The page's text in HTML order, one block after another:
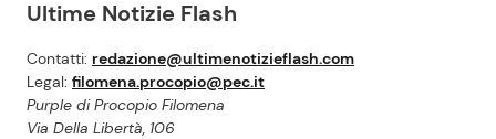
Ultime Notizie Flash
Contatti: redazione@ultimenotizieflash.com
Legal: filomena.procopio@pec.it
Purple di Procopio Filomena
Via Della Libertà, 106